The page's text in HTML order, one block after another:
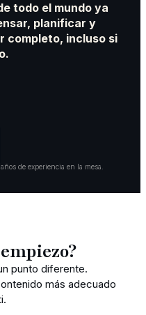
todo el mundo ya
planificar y
completo, incluso si
de experiencia en la mesa.
punto diferente.
más adecuado